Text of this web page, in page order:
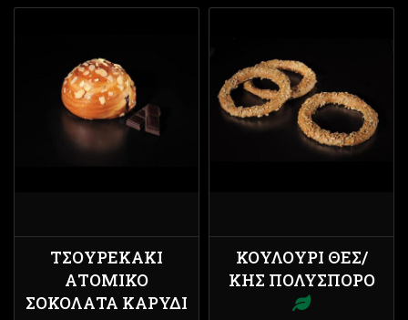
ΤΣΟΥΡΕΚΆΚΙ
ΑΤΟΜΙΚΌ
ΣΟΚΟΛΆΤΑ ΚΑΡΎΔΙ
ΚΟΥΛΟΎΡΙ ΘΕΣ/
ΚΗΣ ΠΟΛΎΣΠΟΡΟ